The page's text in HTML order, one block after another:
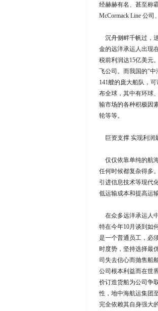
经赫赫有名、甚至称
McCormack Line 公
沉舟侧畔千帆过，
金的远洋承运人出现
税前利润达15亿美元
飞公司。而我国的"中
141艘的庞大船队，
布全球，其中有环球
输市场的各种积极因
轮等等。
巨资支撑 实现利润
仅仅依靠单纯的航
任何时候都复杂得多
引进信息技术等现代
低运输成本和提高运
在众多远洋承运人
特在今年10月谈到如
是一个普通员工，必
时度势，坚持选择最
司失去信心而抛售船
公司根本利益而在世
价订造货船为公司争
性，地中海航运集团
完全依赖其自身强大